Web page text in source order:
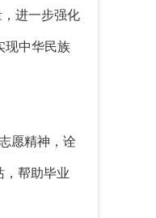
进一步强化
现中华民族
愿精神，诠
，帮助毕业